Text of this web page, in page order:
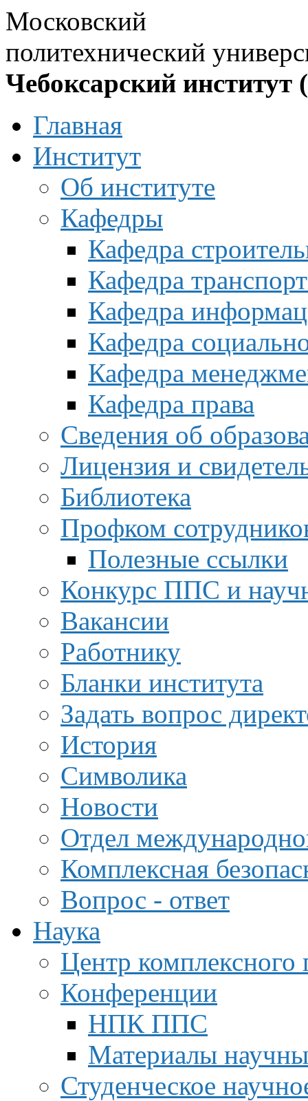
Московский
политехнический
Чебоксарский институт
Главная
Институт
Об институте
Кафедры
Кафедра
Кафедра
Кафедра
Кафедра
Кафедра
Кафедра права
Сведения об
Лицензия и
Библиотека
Профком
Полезные ссылки
Конкурс ППС и
Вакансии
Работнику
Бланки института
Задать вопрос
История
Символика
Новости
Отдел
Комплексная
Вопрос - ответ
Наука
Центр
Конференции
НПК ППС
Материалы
Студенческое